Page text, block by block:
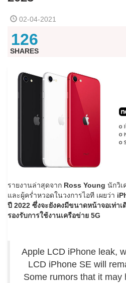
02-04-2021
126
SHARES
รายงานล่าสุดจาก Ross Young นักวิเ
และผู้คร่ำหวอดในวงการไอที เผยว่า
ปี 2022 ซึ่งจะยังคงมีขนาดหน้าจอเท่า
รองรับการใช้งานเครือข่าย 5G
Apple LCD iPhone leak,
LCD iPhone SE will
Some rumors that it may